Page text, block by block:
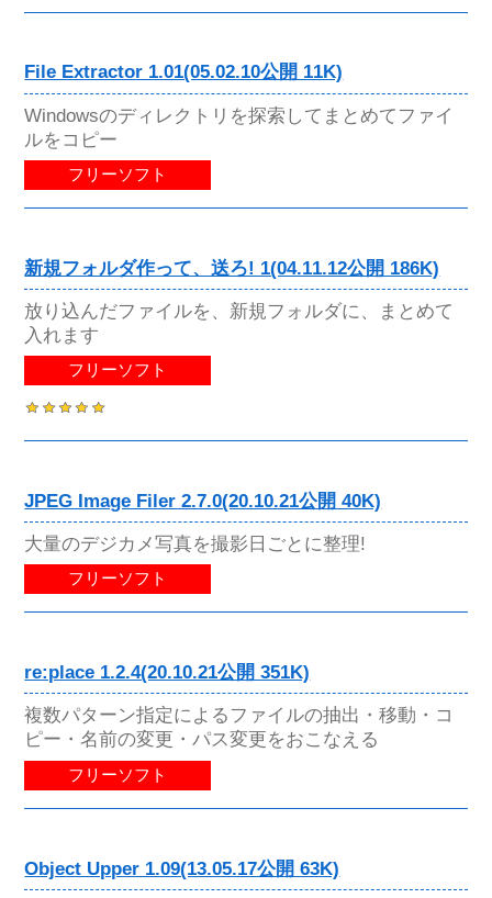
File Extractor 1.01(05.02.10公開 11K)
Windowsのディレクトリを探索してまとめてファイ
ルをコピー
フリーソフト
新規フォルダ作って、送ろ! 1(04.11.12公開 186K)
放り込んだファイルを、新規フォルダに、まとめて
入れます
フリーソフト
JPEG Image Filer 2.7.0(20.10.21公開 40K)
大量のデジカメ写真を撮影日ごとに整理!
フリーソフト
re:place 1.2.4(20.10.21公開 351K)
複数パターン指定によるファイルの抽出・移動・コ
ピー・名前の変更・パス変更をおこなえる
フリーソフト
Object Upper 1.09(13.05.17公開 63K)